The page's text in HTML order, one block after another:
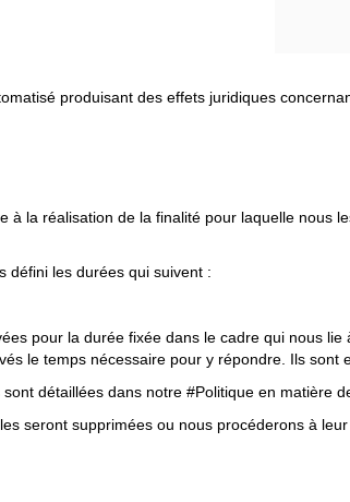
produisant des effets juridiques
la réalisation de la finalité pour laquelle nous
défini les durées qui suivent :
pour la durée fixée dans le cadre qui nous lie
le temps nécessaire pour y répondre. Ils sont
détaillées dans notre #Politique en matière
seront supprimées ou nous procéderons à